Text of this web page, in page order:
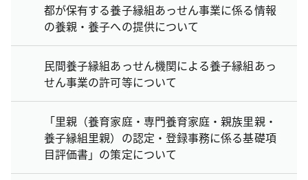
都が保有する養子縁組あっせん事業に係る情報
の養親・養子への提供について
民間養子縁組あっせん機関による養子縁組あっ
せん事業の許可等について
「里親（養育家庭・専門養育家庭・親族里親・
養子縁組里親）の認定・登録事務に係る基礎項
目評価書」の策定について